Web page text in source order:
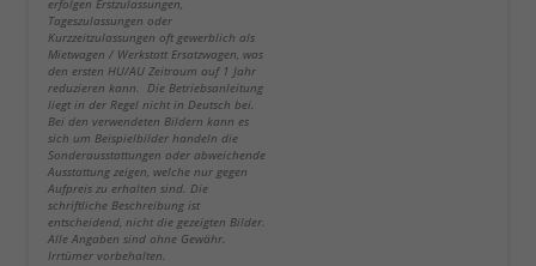
erfolgen Erstzulassungen,
Tageszulassungen oder
Kurzzeitzulassungen oft gewerblich als
Mietwagen / Werkstatt Ersatzwagen, was
den ersten HU/AU Zeitraum auf 1 Jahr
reduzieren kann. Die Betriebsanleitung
liegt in der Regel nicht in Deutsch bei.
Bei den verwendeten Bildern kann es
sich um Beispielbilder handeln die
Sonderausstattungen oder abweichende
Ausstattung zeigen, welche nur gegen
Aufpreis zu erhalten sind. Die
schriftliche Beschreibung ist
entscheidend, nicht die gezeigten Bilder.
Alle Angaben sind ohne Gewähr.
Irrtümer vorbehalten.